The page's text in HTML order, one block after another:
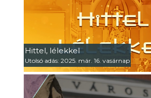
Hittel, lélekkel
Utolsó adás: 2025. már. 16. vasárnap